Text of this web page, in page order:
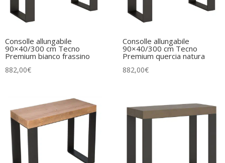
Consolle allungabile
90×40/300 cm Tecno
Premium bianco frassino
882,00€
Consolle allungabile
90×40/300 cm Tecno
Premium quercia natura
882,00€